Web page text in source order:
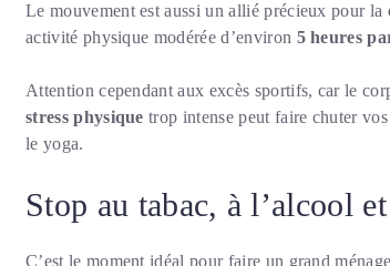
Le mouvement est aussi un allié précieux pour la
activité physique modérée d’environ 5 heures
Attention cependant aux excès sportifs, car le
stress physique trop intense peut faire chuter
le yoga.
Stop au tabac, à l’alcool
C’est le moment idéal pour faire un grand